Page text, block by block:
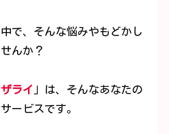
で、そんな悩みやもどかし
んか？
ザライ 」は、そんなあなたの
ービスです。